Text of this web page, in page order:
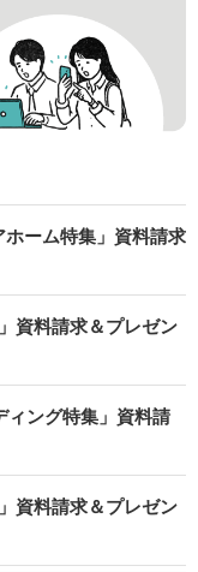
ーム特集」資料請求
資料請求＆プレゼン
ィング特集」資料請
資料請求＆プレゼン